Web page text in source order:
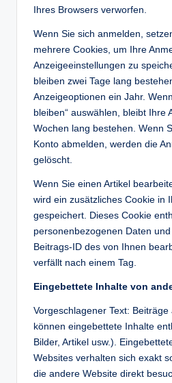
Ihres Browsers verworfen.
Wenn Sie sich anmelden,
mehrere Cookies, um Ihre
Anzeigeeinstellungen zu
bleiben zwei Tage lang
Anzeigeoptionen ein Jahr.
bleiben“ auswählen, bleibt Ihre
Wochen lang bestehen. Wenn
Konto abmelden, werden die
gelöscht.
Wenn Sie einen Artikel
wird ein zusätzliches Cookie in
gespeichert. Dieses Cookie
personenbezogenen Daten
Beitrags-ID des von Ihnen
verfällt nach einem Tag.
Eingebettete Inhalte von
Vorgeschlagener Text:
können eingebettete Inhalte
Bilder, Artikel usw.).
Websites verhalten sich exakt
die andere Website direkt